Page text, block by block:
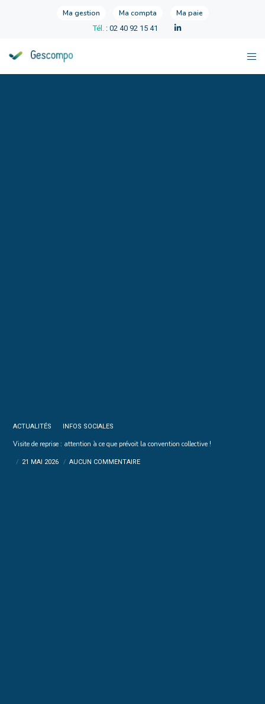
Ma gestion Ma compta Ma paie
Tél. : 02 40 92 15 41
ACTUALITÉS INFOS SOCIALES
Visite de reprise : attention à ce que prévoit la convention collective !
21 MAI 2026 AUCUN COMMENTAIRE